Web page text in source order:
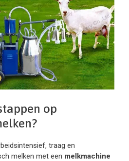
op
traag en
melken met een melkmachine